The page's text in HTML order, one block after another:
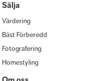
Sälja
Värdering
Bäst Förberedd
Fotografering
Homestyling